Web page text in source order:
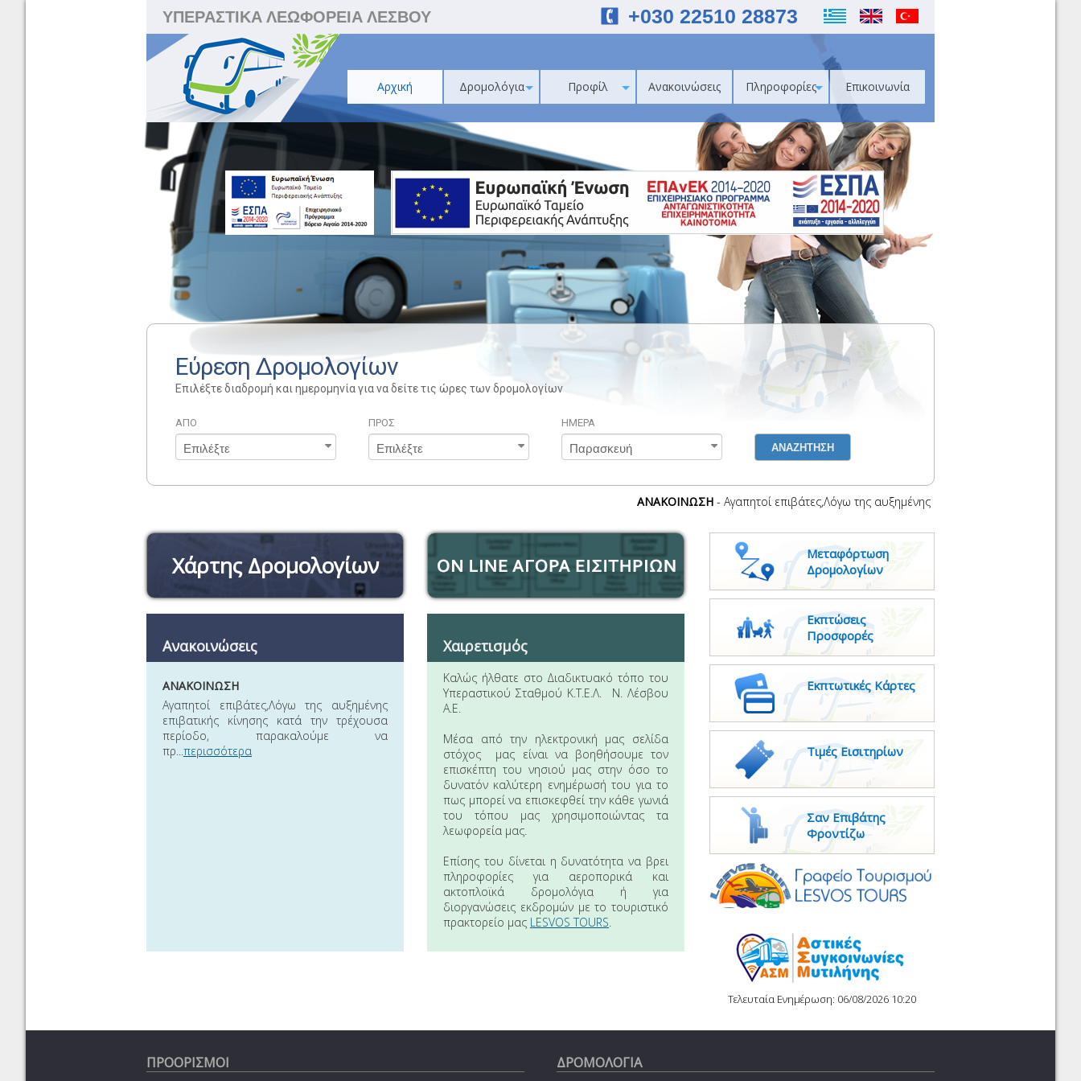
ΥΠΕΡΑΣΤΙΚΑ ΛΕΩΦΟΡΕΙΑ ΛΕΣΒΟΥ +030 22510 28873
Αρχική Δρομολόγια Προφίλ Ανακοινώσεις Πληροφορίες Επικοινωνία
Εύρεση Δρομολογίων
Επιλέξτε διαδρομή και ημερομηνία για να δείτε τις ώρες των δρομολογίων
ΑΠΟ ΠΡΟΣ ΗΜΕΡΑ
ΑΝΑΚΟΙΝΩΣΗ- Αγαπητοί επιβάτες,Λόγω της αυξημένης επιβατικής κίνησης κατά
Χάρτης Δρομολογίων
Ανακοινώσεις
ΑΝΑΚΟΙΝΩΣΗ
Αγαπητοί επιβάτες,Λόγω της αυξημένης
επιβατικής κίνησης κατά την τρέχουσα
περίοδο, παρακαλούμε να
πρ...περισσότερα
Χαιρετισμός
Καλώς ήλθατε στο Διαδικτυακό τόπο του
Υπεραστικού Σταθμού Κ.Τ.Ε.Λ. Ν. Λέσβου
Α.Ε.
Μέσα από την ηλεκτρονική μας σελίδα
στόχος μας είναι να βοηθήσουμε τον
επισκέπτη του νησιού μας στην όσο το
δυνατόν καλύτερη ενημέρωσή του για το
πως μπορεί να επισκεφθεί την κάθε γωνιά
του τόπου μας χρησιμοποιώντας τα
λεωφορεία μας.
Επίσης του δίνεται η δυνατότητα να βρει
πληροφορίες για αεροπορικά και
ακτοπλοϊκά δρομολόγια ή για
διοργανώσεις εκδρομών με το τουριστικό
πρακτορείο μας LESVOS TOURS.
Μεταφόρτωση
Δρομολογίων
Εκπτώσεις
Προσφορές
Εκπτωτικές Κάρτες
Τιμές Εισιτηρίων
Σαν Επιβάτης
Φροντίζω
Τελευταία Ενημέρωση: 06/08/2026 10:20
ΠΡΟΟΡΙΣΜΟΙ ΔΡΟΜΟΛΟΓΙΑ